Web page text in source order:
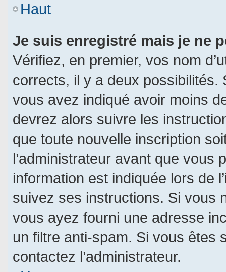
Haut
Je suis enregistré mais je ne
Vérifiez, en premier, vos nom
corrects, il y a deux possibilités.
vous avez indiqué avoir moins
devrez alors suivre les
que toute nouvelle inscription
l’administrateur avant que vous
information est indiquée lors de
suivez ses instructions. Si vous
vous ayez fourni une adresse
un filtre anti-spam. Si vous êtes
contactez l’administrateur.